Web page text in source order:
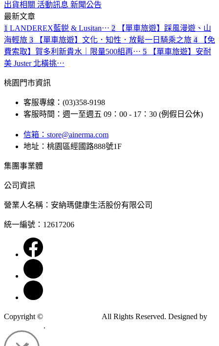
出貨相關 活動訊息 新聞公告
最新文章
1 LANDEREX藍鋭 & Lusitan⋯ 2 【單車旅遊】踩風漫遊、山
海輕旅 3 【單車旅遊】文化．知性．放鬆一日騎乘之旅 4 【免
費索取】賀多利新貴水｜限量500組再⋯ 5 【單車旅遊】安耐
美 Juster 北橫挑⋯
桃園門市資訊
客服專線：(03)358-9198
客服時間：週一至週五 09：00 - 17：30 (例假日公休)
信箱： store@ainerma.com
地址：桃園區經國路888號1F
集團事業體
公司資訊
營業人名稱：安納瑪健康生活股份有限公司
統一編號：12617206
Copyright © All Rights Reserved. Designed by
.